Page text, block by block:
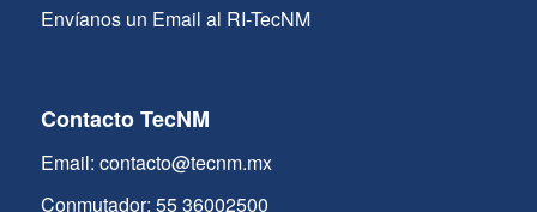
Envíanos un Email al RI-TecNM
Contacto TecNM
Email: contacto@tecnm.mx
Conmutador: 55 36002500